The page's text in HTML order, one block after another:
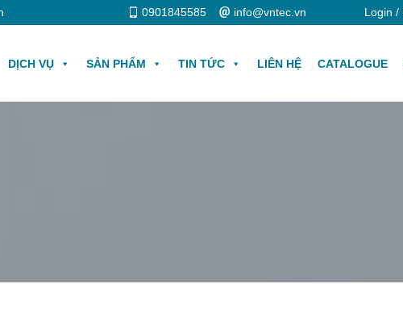
0901845585 info@vntec.vn Login /
DỊCH VỤ SẢN PHẨM TIN TỨC LIÊN HỆ CATALOGUE